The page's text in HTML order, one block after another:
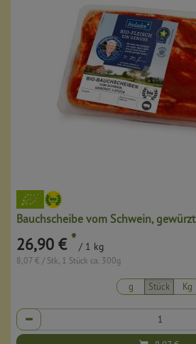
Bauchscheibe vom Schwein, gewürzt
26,90 € * / 1 kg
8,07 € / Stk, 1 Stück ca. 300g
g Stück Kg
Anzahl